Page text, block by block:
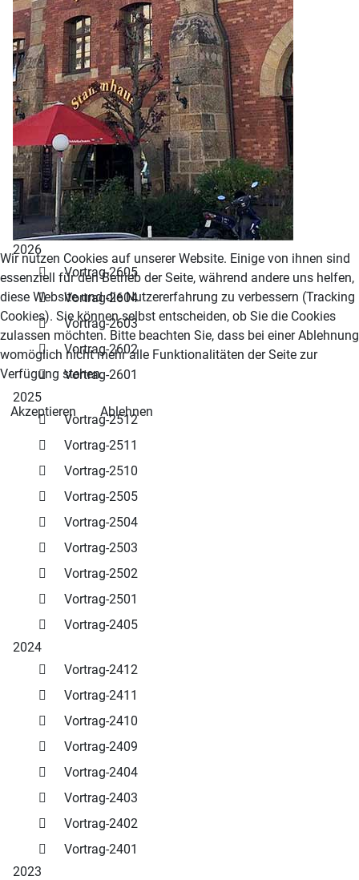
2026
Vortrag-2605
Vortrag-2604
Vortrag-2603
Vortrag-2602
Vortrag-2601
2025
Vortrag-2512
Vortrag-2511
Vortrag-2510
Vortrag-2505
Vortrag-2504
Vortrag-2503
Vortrag-2502
Vortrag-2501
Vortrag-2405
2024
Vortrag-2412
Vortrag-2411
Vortrag-2410
Vortrag-2409
Vortrag-2404
Vortrag-2403
Vortrag-2402
Vortrag-2401
2023
Wir nutzen Cookies auf unserer Website. Einige von ihnen sind
essenziell für den Betrieb der Seite, während andere uns helfen,
diese Website und die Nutzererfahrung zu verbessern (Tracking
Cookies). Sie können selbst entscheiden, ob Sie die Cookies
zulassen möchten. Bitte beachten Sie, dass bei einer Ablehnung
womöglich nicht mehr alle Funktionalitäten der Seite zur
Verfügung stehen.
Akzeptieren Ablehnen